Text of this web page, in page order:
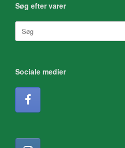
Søg efter varer
efter:
Sociale medier